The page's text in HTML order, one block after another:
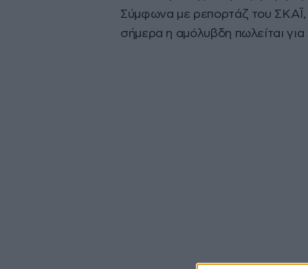
Σύμφωνα με ρεπορτάζ του
σήμερα η αμόλυβδη πωλείται για